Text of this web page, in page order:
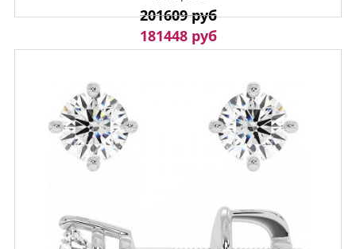
201609 руб
181448 руб